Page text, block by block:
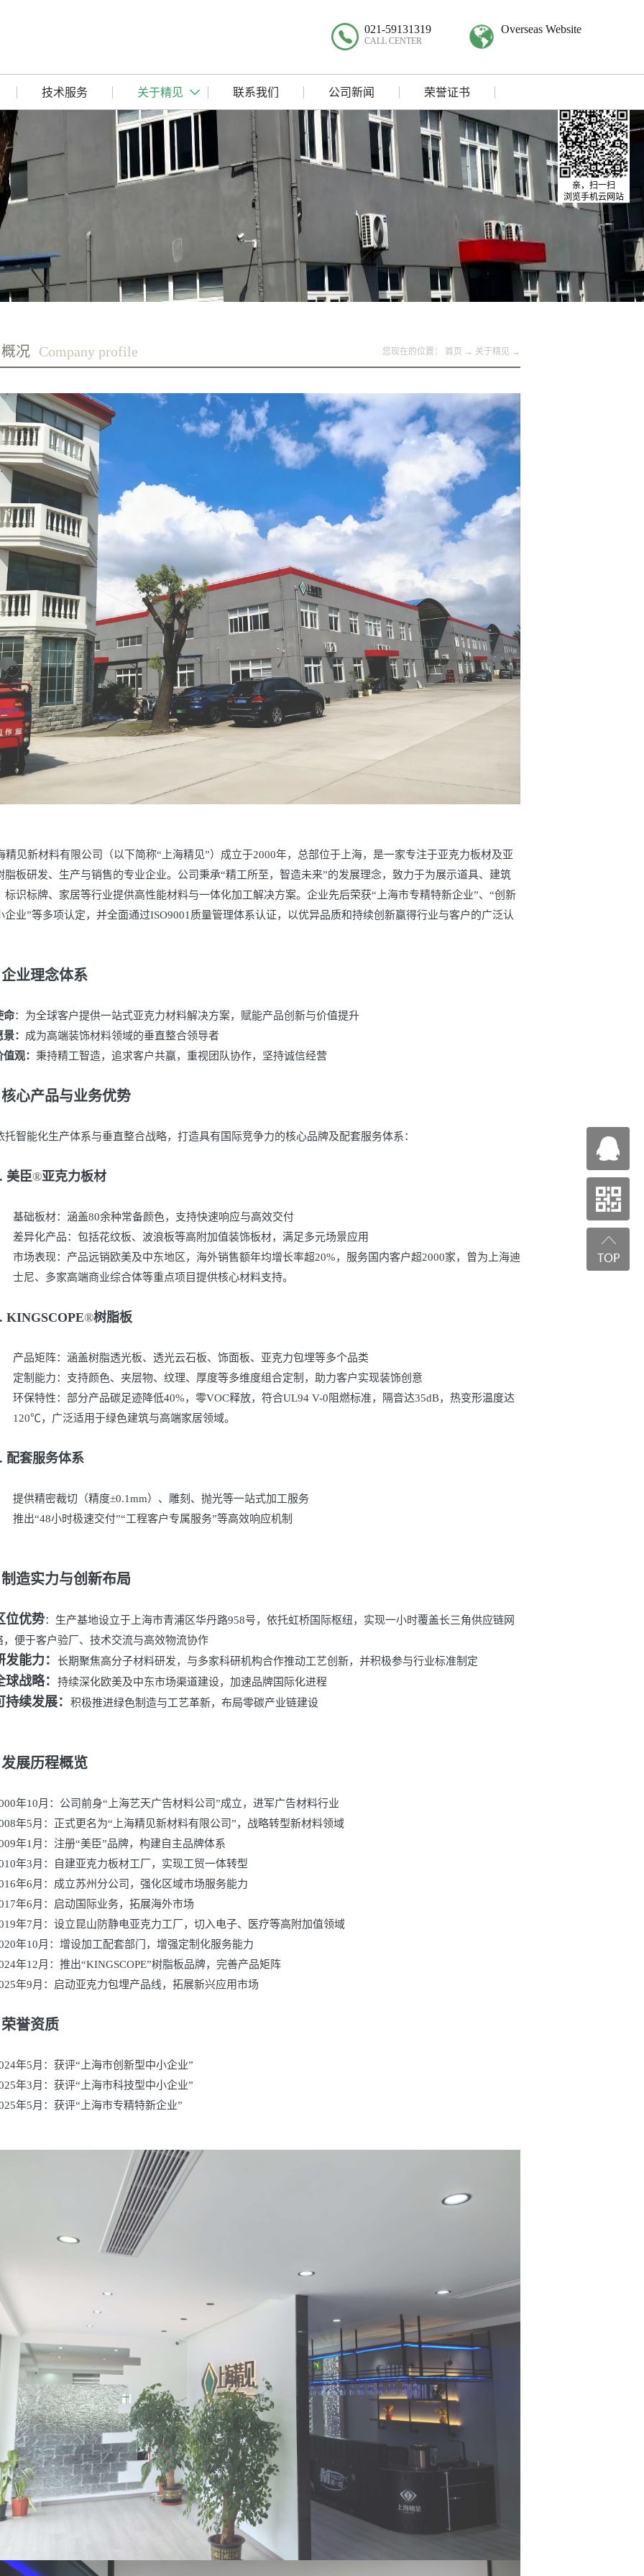
021-59131319
CALL CENTER
Overseas Website
技术服务 关于精见 联系我们 公司新闻 荣誉证书
Company profile
况 您现在的位置： 首页 → 关于精见 →
见新材料有限公司（以下简称“上海精见”）成立于2000年，总部位于上海，是一家专注于亚克力板材及亚
脂板研发、生产与销售的专业企业。公司秉承“精工所至，智造未来”的发展理念，致力于为展示道具、建筑
标识标牌、家居等行业提供高性能材料与一体化加工解决方案。企业先后荣获“上海市专精特新企业”、“创新
企业”等多项认定，并全面通过ISO9001质量管理体系认证，以优异品质和持续创新赢得行业与客户的广泛认
业理念体系
命：为全球客户提供一站式亚克力材料解决方案，赋能产品创新与价值提升
： 成为高端装饰材料领域的垂直整合领导者
值观： 秉持精工智造，追求客户共赢，重视团队协作，坚持诚信经营
心产品与业务优势
托智能化生产体系与垂直整合战略，打造具有国际竞争力的核心品牌及配套服务体系：
美臣®亚克力板材
基础板材：涵盖80余种常备颜色，支持快速响应与高效交付
差异化产品：包括花纹板、波浪板等高附加值装饰板材，满足多元场景应用
市场表现：产品远销欧美及中东地区，海外销售额年均增长率超20%，服务国内客户超2000家，曾为上海迪
士尼、多家高端商业综合体等重点项目提供核心材料支持。
KINGSCOPE®树脂板
产品矩阵：涵盖树脂透光板、透光云石板、饰面板、亚克力包埋等多个品类
定制能力：支持颜色、夹层物、纹理、厚度等多维度组合定制，助力客户实现装饰创意
环保特性：部分产品碳足迹降低40%，零VOC释放，符合UL94 V-0阻燃标准，隔音达35dB，热变形温度达
120℃，广泛适用于绿色建筑与高端家居领域。
配套服务体系
提供精密裁切（精度±0.1mm）、雕刻、抛光等一站式加工服务
推出“48小时极速交付”“工程客户专属服务”等高效响应机制
造实力与创新布局
位优势：生产基地设立于上海市青浦区华丹路958号，依托虹桥国际枢纽，实现一小时覆盖长三角供应链网
，便于客户验厂、技术交流与高效物流协作
发能力： 长期聚焦高分子材料研发，与多家科研机构合作推动工艺创新，并积极参与行业标准制定
球战略： 持续深化欧美及中东市场渠道建设，加速品牌国际化进程
持续发展： 积极推进绿色制造与工艺革新，布局零碳产业链建设
展历程概览
年10月：公司前身“上海艺天广告材料公司”成立，进军广告材料行业
年5月：正式更名为“上海精见新材料有限公司”，战略转型新材料领域
年1月：注册“美臣”品牌，构建自主品牌体系
年3月：自建亚克力板材工厂，实现工贸一体转型
年6月：成立苏州分公司，强化区域市场服务能力
年6月：启动国际业务，拓展海外市场
年7月：设立昆山防静电亚克力工厂，切入电子、医疗等高附加值领域
年10月：增设加工配套部门，增强定制化服务能力
年12月：推出“KINGSCOPE”树脂板品牌，完善产品矩阵
年9月：启动亚克力包埋产品线，拓展新兴应用市场
誉资质
年5月：获评“上海市创新型中小企业”
年3月：获评“上海市科技型中小企业”
年5月：获评“上海市专精特新企业”
亲，扫一扫
浏览手机云网站